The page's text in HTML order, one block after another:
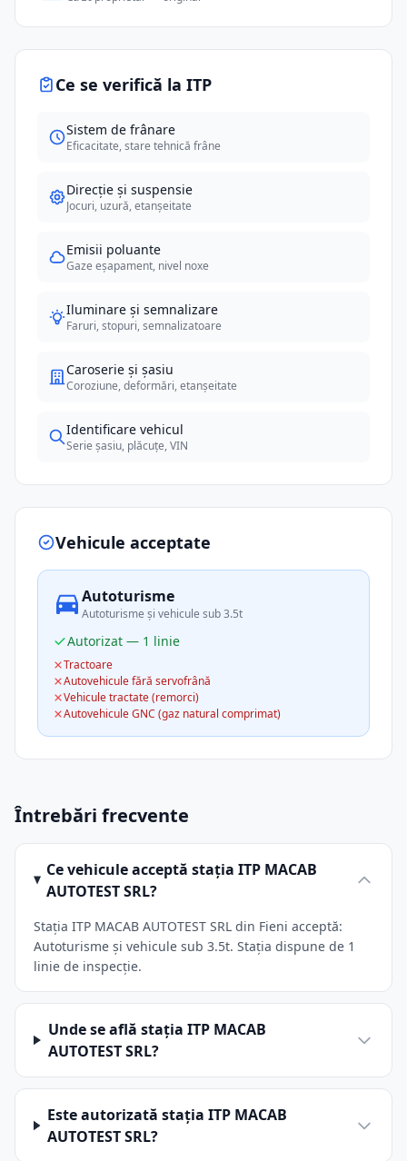
Ce se verifică la ITP
Sistem de frânare
Eficacitate, stare tehnică frâne
Direcție și suspensie
Jocuri, uzură, etanșeitate
Emisii poluante
Gaze eșapament, nivel noxe
Iluminare și semnalizare
Faruri, stopuri, semnalizatoare
Caroserie și șasiu
Coroziune, deformări, etanșeitate
Identificare vehicul
Serie șasiu, plăcuțe, VIN
Vehicule acceptate
Autoturisme
Autoturisme și vehicule sub 3.5t
Autorizat — 1 linie
Tractoare
Autovehicule fără servofrână
Vehicule tractate (remorci)
Autovehicule GNC (gaz natural comprimat)
Întrebări frecvente
Ce vehicule acceptă stația ITP MACAB
AUTOTEST SRL?
Stația ITP MACAB AUTOTEST SRL din Fieni acceptă:
Autoturisme și vehicule sub 3.5t. Stația dispune de 1
linie de inspecție.
Unde se află stația ITP MACAB
AUTOTEST SRL?
Este autorizată stația ITP MACAB
AUTOTEST SRL?